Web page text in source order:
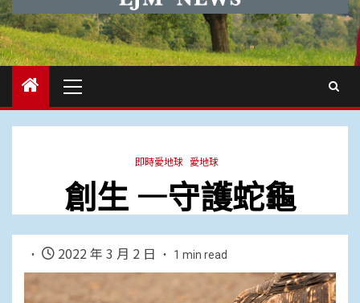
Menu
即時愛地球 愛地球
創生 —守護蛇龜
2022 年 3 月 2 日 1 min read